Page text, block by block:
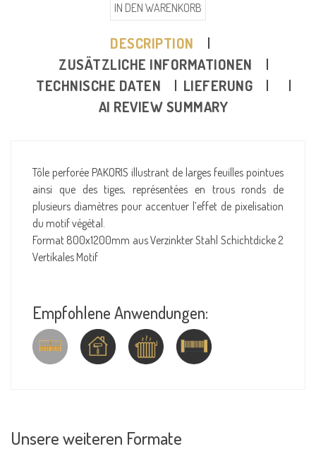
IN DEN WARENKORB
DESCRIPTION
ZUSÄTZLICHE INFORMATIONEN
TECHNISCHE DATEN
LIEFERUNG
AI REVIEW SUMMARY
Tôle perforée PAKORIS illustrant de larges feuilles pointues
ainsi que des tiges, représentées en trous ronds de
plusieurs diamètres pour accentuer l’effet de pixelisation
du motif végétal.
Format 800x1200mm aus Verzinkter Stahl Schichtdicke 2
Vertikales Motif
Empfohlene Anwendungen:
Unsere weiteren Formate